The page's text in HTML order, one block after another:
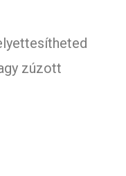
zúzott